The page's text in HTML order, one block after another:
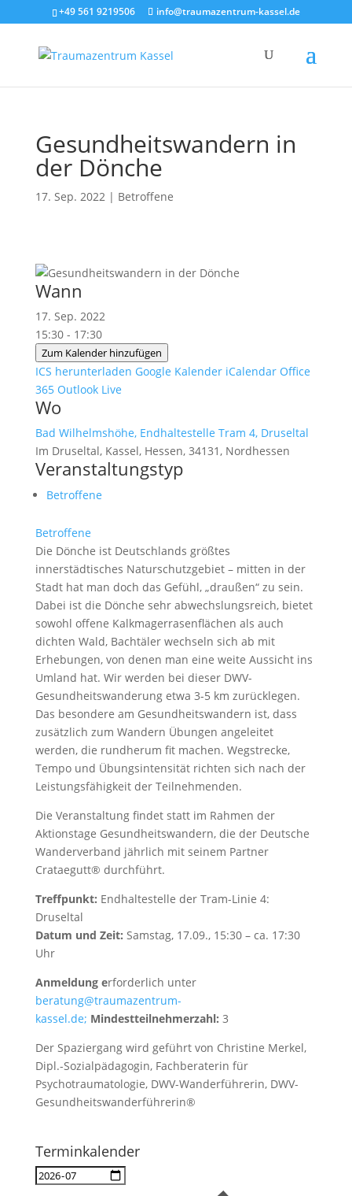
+49 561 9219506 info@traumazentrum-kassel.de
Gesundheitswandern in
der Dönche
17. Sep. 2022| Betroffene
Wann
17. Sep. 2022
15:30 - 17:30
Zum Kalender hinzufügen
ICS herunterladen Google Kalender iCalendar Office
365 Outlook Live
Wo
Bad Wilhelmshöhe, Endhaltestelle Tram 4, Druseltal
Im Druseltal, Kassel, Hessen, 34131, Nordhessen
Veranstaltungstyp
Betroffene
Betroffene
Die Dönche ist Deutschlands größtes
innerstädtisches Naturschutzgebiet – mitten in der
Stadt hat man doch das Gefühl, „draußen“ zu sein.
Dabei ist die Dönche sehr abwechslungsreich, bietet
sowohl offene Kalkmagerrasenflächen als auch
dichten Wald, Bachtäler wechseln sich ab mit
Erhebungen, von denen man eine weite Aussicht ins
Umland hat. Wir werden bei dieser DWV-
Gesundheitswanderung etwa 3-5 km zurücklegen.
Das besondere am Gesundheitswandern ist, dass
zusätzlich zum Wandern Übungen angeleitet
werden, die rundherum fit machen. Wegstrecke,
Tempo und Übungsintensität richten sich nach der
Leistungsfähigkeit der Teilnehmenden.
Die Veranstaltung findet statt im Rahmen der
Aktionstage Gesundheitswandern, die der Deutsche
Wanderverband jährlich mit seinem Partner
Crataegutt® durchführt.
Treffpunkt: Endhaltestelle der Tram-Linie 4:
Druseltal
Datum und Zeit: Samstag, 17.09., 15:30 – ca. 17:30
Uhr
Anmeldung erforderlich unter
beratung@traumazentrum-
kassel.de; Mindestteilnehmerzahl: 3
Der Spaziergang wird geführt von Christine Merkel,
Dipl.-Sozialpädagogin, Fachberaterin für
Psychotraumatologie, DWV-Wanderführerin, DWV-
Gesundheitswanderführerin®
Terminkalender